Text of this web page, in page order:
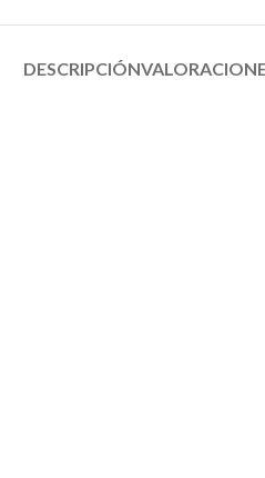
DESCRIPCIÓN